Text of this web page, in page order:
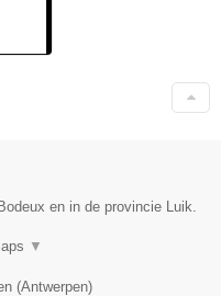
en in de provincie Luik.
▼
(Antwerpen)